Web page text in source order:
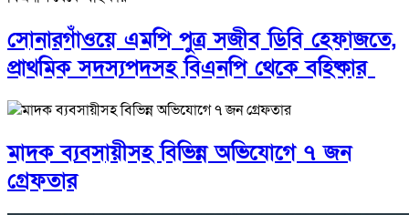
সোনারগাঁওয়ে এমপি পুত্র সজীব ডিবি হেফাজতে,
প্রাথমিক সদস্যপদসহ বিএনপি থেকে বহিষ্কার
মাদক ব্যবসায়ীসহ বিভিন্ন অভিযোগে ৭ জন
গ্রেফতার